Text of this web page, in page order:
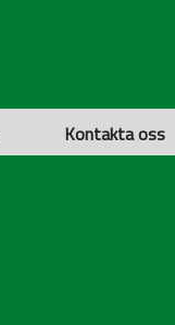
Kontakta oss